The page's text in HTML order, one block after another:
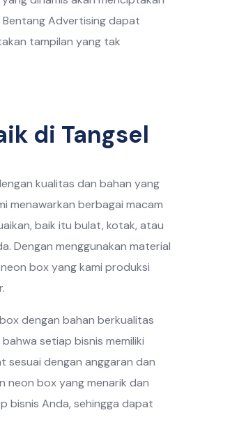
Advertising dapat
tampilan yang tak
di Tangsel
kualitas dan bahan yang
menawarkan berbagai macam
baik itu bulat, kotak, atau
Dengan menggunakan material
box yang kami produksi
dengan bahan berkualitas
setiap bisnis memiliki
sesuai dengan anggaran dan
neon box yang menarik dan
bisnis Anda, sehingga dapat